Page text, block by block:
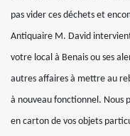
pas vider ces déchets et
Antiquaire M. David
votre local à Benais ou ses
autres affaires à mettre au
à nouveau fonctionnel. Nous
en carton de vos objets